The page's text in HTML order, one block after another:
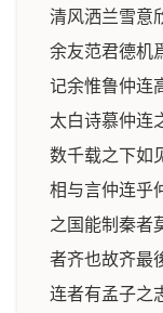
清风洒兰雪意
余友范君德机
记余惟鲁仲连
太白诗慕仲连
数千载之下如
相与言仲连乎
之国能制秦者
者齐也故齐最
连者有孟子之